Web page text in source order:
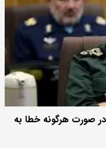
صورت هرگونه خطا به